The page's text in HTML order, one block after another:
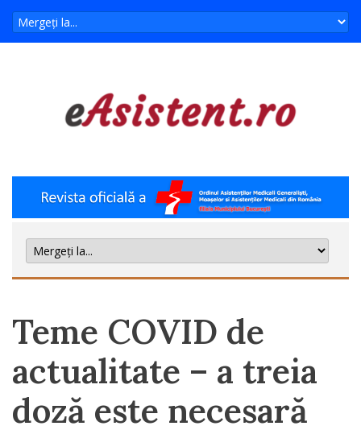
Teme COVID de
actualitate – a treia
doză este necesară